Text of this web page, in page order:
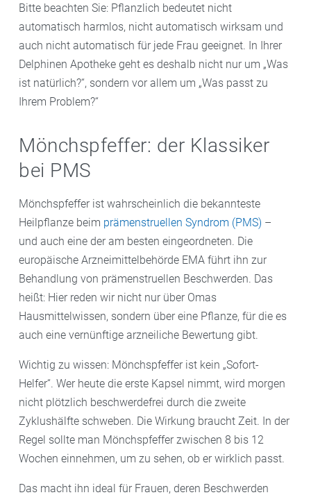
Bitte beachten Sie: Pflanzlich bedeutet nicht
automatisch harmlos, nicht automatisch wirksam und
auch nicht automatisch für jede Frau geeignet. In Ihrer
Delphinen Apotheke geht es deshalb nicht nur um „Was
ist natürlich?“, sondern vor allem um „Was passt zu
Ihrem Problem?“
Mönchspfeffer: der Klassiker
bei PMS
Mönchspfeffer ist wahrscheinlich die bekannteste
Heilpflanze beim prämenstruellen Syndrom (PMS) –
und auch eine der am besten eingeordneten. Die
europäische Arzneimittelbehörde EMA führt ihn zur
Behandlung von prämenstruellen Beschwerden. Das
heißt: Hier reden wir nicht nur über Omas
Hausmittelwissen, sondern über eine Pflanze, für die es
auch eine vernünftige arzneiliche Bewertung gibt.
Wichtig zu wissen: Mönchspfeffer ist kein „Sofort-
Helfer“. Wer heute die erste Kapsel nimmt, wird morgen
nicht plötzlich beschwerdefrei durch die zweite
Zyklushälfte schweben. Die Wirkung braucht Zeit. In der
Regel sollte man Mönchspfeffer zwischen 8 bis 12
Wochen einnehmen, um zu sehen, ob er wirklich passt.
Das macht ihn ideal für Frauen, deren Beschwerden